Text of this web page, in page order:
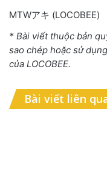
MTWアキ (LOCOBEE)
* Bài viết thuộc bản
sao chép hoặc sử
của LOCOBEE.
Bài viết liên